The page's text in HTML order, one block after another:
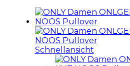
Schnellansicht